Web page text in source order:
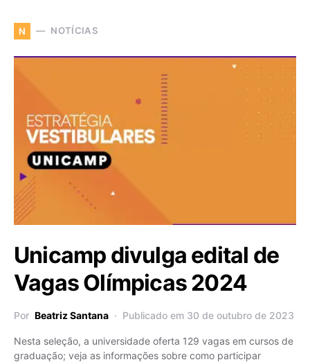
N NOTÍCIAS
Unicamp divulga edital de
Vagas Olímpicas 2024
Por Beatriz Santana Publicado em 30 de outubro de 2023
Nesta seleção, a universidade oferta 129 vagas em cursos de
graduação; veja as informações sobre como participar